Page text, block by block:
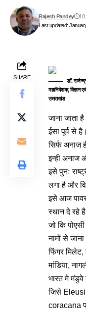
Last updated:
Rajesh Pandey 10
SHARE
डॉ.
महानिदेशक, विज्ञान एवं
उत्तराखंड
जाना जाता
ईसा पूर्व से
सिर्फ अनाज
इन्ही अनाज
इसे पुनः
लगा है और
इसे आज पावर
स्थान दे रहे
जो कि
नामों से
फिंगर मिलेट,
मांडिया,
भारत मे मंडुवे
जिसे
coracana